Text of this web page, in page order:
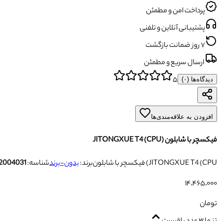
پرداخت امن و مطمئن
پشتیبانی آنلاین و تلفنی
۷ روز ضمانت بازگشت
ارسال سریع و مطمئن
دیدگاه‌ها (۰) ۵
افزودن به علاقه‌مندی‌ها
فیکسچر با شابلون (JITONGXUE T4 (CPU
فیکسچر با شابلون (JITONGXUE T4 (CPU
برند:بدون-برندشناسه:
۱۴٬۴۶۵٬۰۰۰
تومان